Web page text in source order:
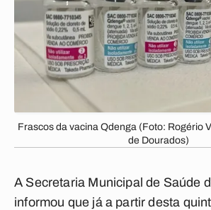
Frascos da vacina Qdenga (Foto: Rogério
de Dourados)
A Secretaria Municipal de Saúde
informou que já a partir desta